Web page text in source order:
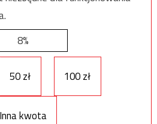
8%
50 zł 100 zł
Inna kwota